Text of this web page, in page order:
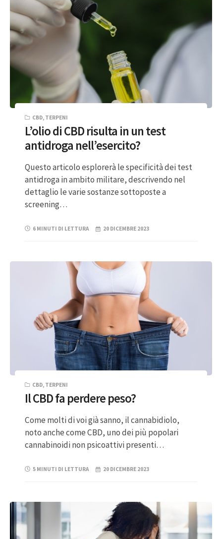
CBD, TERPENI
L’olio di CBD risulta in un test
antidroga nell’esercito?
Questo articolo esplorerà le specificità dei test
antidroga in ambito militare, descrivendo nel
dettaglio le varie sostanze sottoposte a
screening…
6 MINUTI DI LETTURA 20 DICEMBRE 2023
CBD, TERPENI
Il CBD fa perdere peso?
Come molti di voi già sanno, il cannabidiolo,
noto anche come CBD, uno dei più popolari
cannabinoidi non psicoattivi presenti…
5 MINUTI DI LETTURA 20 DICEMBRE 2023